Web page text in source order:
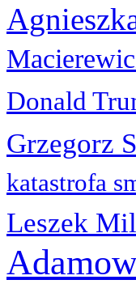
Donald
Grzegorz
katastrofa
Leszek